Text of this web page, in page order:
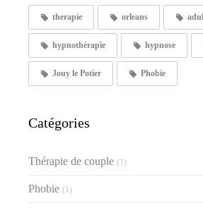
therapie orleans
hypnothérapie hypnose
Jouy le Potier Phobie
Catégories
Thérapie de couple (1)
Phobie (1)